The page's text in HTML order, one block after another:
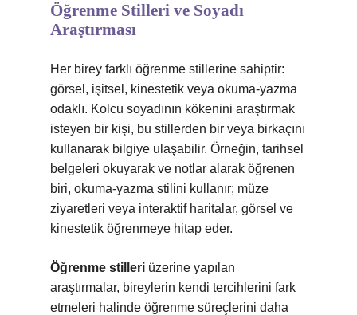
Öğrenme Stilleri ve Soyadı
Araştırması
Her birey farklı öğrenme stillerine sahiptir:
görsel, işitsel, kinestetik veya okuma-yazma
odaklı. Kolcu soyadının kökenini araştırmak
isteyen bir kişi, bu stillerden bir veya birkaçını
kullanarak bilgiye ulaşabilir. Örneğin, tarihsel
belgeleri okuyarak ve notlar alarak öğrenen
biri, okuma-yazma stilini kullanır; müze
ziyaretleri veya interaktif haritalar, görsel ve
kinestetik öğrenmeye hitap eder.
Öğrenme stilleri üzerine yapılan
araştırmalar, bireylerin kendi tercihlerini fark
etmeleri halinde öğrenme süreçlerini daha